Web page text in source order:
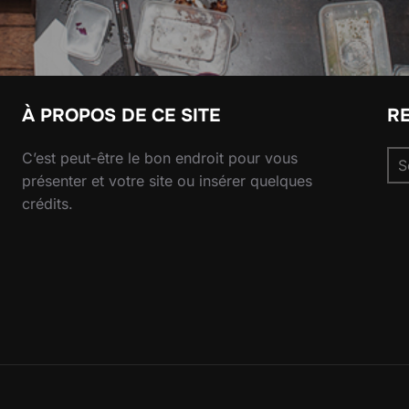
À PROPOS DE CE SITE
C’est peut-être le bon endroit pour vous
présenter et votre site ou insérer quelques
crédits.